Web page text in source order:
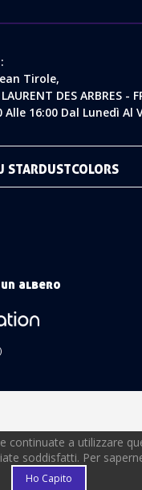
Tirole,
DES ARBRES -
Alle 16:00 Dal Lunedì Al
albero
€
continuate a utilizzare
soddisfatti. Per
Ho Capito